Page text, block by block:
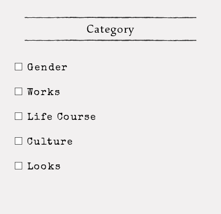
Category
Gender
Works
Life Course
Culture
Looks